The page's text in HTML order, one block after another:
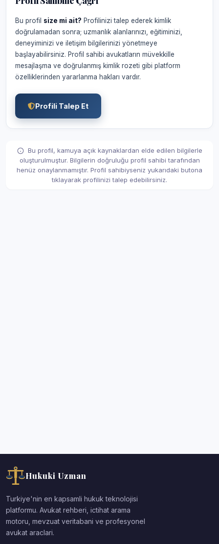
Bu profil size mi ait? Profilinizi talep ederek kimlik
doğrulamadan sonra; uzmanlık alanlarınızı, eğitiminizi,
deneyiminizi ve iletişim bilgilerinizi yönetmeye
başlayabilirsiniz. Profil sahibi avukatların müvekkille
mesajlaşma ve doğrulanmış kimlik rozeti gibi platform
özelliklerinden yararlanma hakları vardır.
Profili Talep Et
Bu profil, kamuya açık kaynaklardan elde edilen bilgilerle
oluşturulmuştur. Bilgilerin doğruluğu profil sahibi tarafından
henüz onaylanmamıştır. Profil sahibiyseniz yukarıdaki butona
tıklayarak profilinizi talep edebilirsiniz.
Hukuki Uzman
Turkiye'nin en kapsamli hukuk teknolojisi
platformu. Avukat rehberi, ictihat arama
motoru, mevzuat veritabani ve profesyonel
avukat araclari.